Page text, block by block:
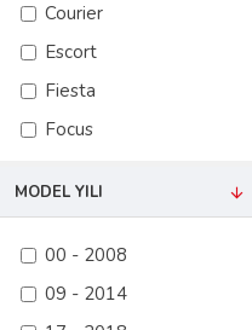
MODEL YILI
00 - 2008
09 - 2014
Courier
Escort
Fiesta
Focus
Kuga
Mondeo
Mondeo 1997-2000